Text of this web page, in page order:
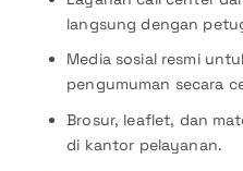
langsung dengan
Media sosial resmi
pengumuman secara
Brosur, leaflet, dan
di kantor pelayanan.